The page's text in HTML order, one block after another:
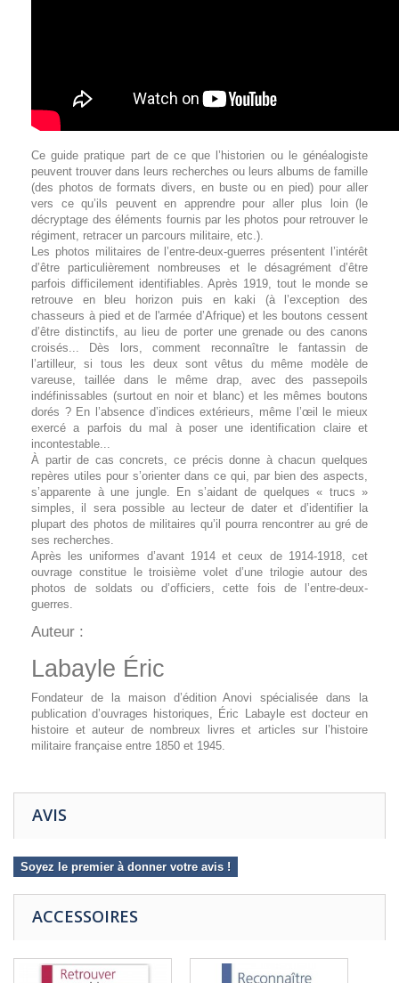
Ce guide pratique part de ce que l’historien ou le généalogiste
peuvent trouver dans leurs recherches ou leurs albums de famille
(des photos de formats divers, en buste ou en pied) pour aller
vers ce qu’ils peuvent en apprendre pour aller plus loin (le
décryptage des éléments fournis par les photos pour retrouver le
régiment, retracer un parcours militaire, etc.).
Les photos militaires de l’entre-deux-guerres présentent l’intérêt
d’être particulièrement nombreuses et le désagrément d’être
parfois difficilement identifiables. Après 1919, tout le monde se
retrouve en bleu horizon puis en kaki (à l’exception des
chasseurs à pied et de l'armée d’Afrique) et les boutons cessent
d’être distinctifs, au lieu de porter une grenade ou des canons
croisés... Dès lors, comment reconnaître le fantassin de
l’artilleur, si tous les deux sont vêtus du même modèle de
vareuse, taillée dans le même drap, avec des passepoils
indéfinissables (surtout en noir et blanc) et les mêmes boutons
dorés ? En l’absence d’indices extérieurs, même l’œil le mieux
exercé a parfois du mal à poser une identification claire et
incontestable...
À partir de cas concrets, ce précis donne à chacun quelques
repères utiles pour s’orienter dans ce qui, par bien des aspects,
s’apparente à une jungle. En s’aidant de quelques « trucs »
simples, il sera possible au lecteur de dater et d’identifier la
plupart des photos de militaires qu’il pourra rencontrer au gré de
ses recherches.
Après les uniformes d’avant 1914 et ceux de 1914-1918, cet
ouvrage constitue le troisième volet d’une trilogie autour des
photos de soldats ou d’officiers, cette fois de l’entre-deux-
guerres.
Auteur :
Labayle Éric
Fondateur de la maison d’édition Anovi spécialisée dans la
publication d’ouvrages historiques, Éric Labayle est docteur en
histoire et auteur de nombreux livres et articles sur l’histoire
militaire française entre 1850 et 1945.
AVIS
Soyez le premier à donner votre avis !
ACCESSOIRES